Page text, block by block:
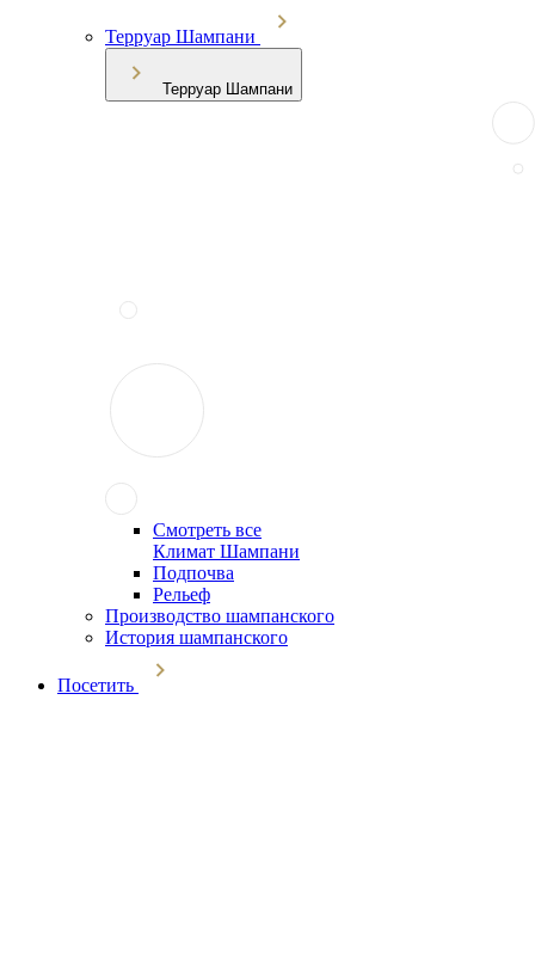
Терруар Шампани
Терруар Шампани
Смотреть все
Климат Шампани
Подпочва
Рельеф
Производство шампанского
История шампанского
Посетить